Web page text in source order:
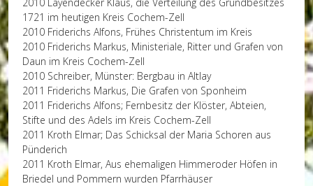
1721 im heutigen Kreis Cochem-Zell
2010 Friderichs Alfons, Frühes Christentum im Kreis
2010 Friderichs Markus, Ministeriale, Ritter und Grafen von
Daun im Kreis Cochem-Zell
2010 Schreiber, Münster: Bergbau in Altlay
2011 Friderichs Markus, Die Grafen von Sponheim
2011 Friderichs Alfons; Fernbesitz der Klöster, Abteien,
Stifte und des Adels im Kreis Cochem-Zell
2011 Kroth Elmar; Das Schicksal der Maria Schoren aus
Pünderich
2011 Kroth Elmar, Aus ehemaligen Himmeroder Höfen in
Briedel und Pommern wurden Pfarrhäuser